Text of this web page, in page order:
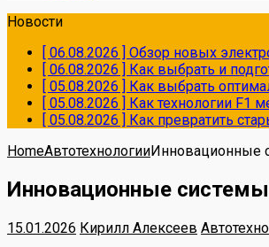
Новости
[ 06.08.2026 ] Обзор новых
[ 06.08.2026 ] Как выбрать и
[ 05.08.2026 ] Как выбрать
[ 05.08.2026 ] Как технологии F1
[ 05.08.2026 ] Как превратить
HomeАвтотехнологииИнновационные
Инновационные системы
15.01.2026 Кирилл Алексеев